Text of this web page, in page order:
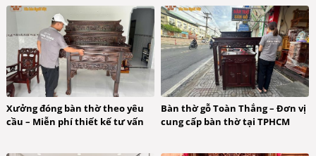
Xưởng đóng bàn thờ theo yêu
cầu – Miễn phí thiết kế tư vấn
Bàn thờ gỗ Toàn Thắng – Đơn vị
cung cấp bàn thờ tại TPHCM